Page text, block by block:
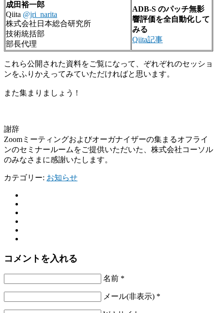
成田裕一郎
Qiita @jri_narita
株式会社日本総合研究所
技術統括部
部長代理
ADB-S のパッチ無影
響評価を全自動化して
みる
Qiita記事
これら公開された資料をご覧になって、ぞれぞれのセッショ
ンをふりかえってみていただければと思います。
また集まりましょう !
謝辞
Zoomミーティングおよびオーガナイザーの集まるオフライ
ンのセミナールームをご提供いただいた、株式会社コーソル
のみなさまに感謝いたします。
カテゴリー: お知らせ
コメントを入れる
名前 *
メール(非表示) *